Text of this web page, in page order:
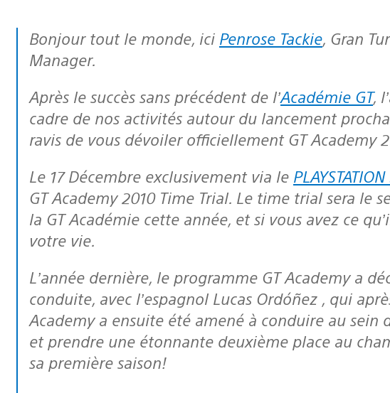
Bonjour tout le monde, ici Penrose Tackie, Gran
Manager.
Après le succès sans précédent de l’Académie GT,
cadre de nos activités autour du lancement
ravis de vous dévoiler officiellement GT Academy
Le 17 Décembre exclusivement via le
GT Academy 2010 Time Trial. Le time trial sera le
la GT Académie cette année, et si vous avez ce
votre vie.
L’année dernière, le programme GT Academy a découvert un pur talent de
conduite, avec l’espagnol Lucas Ordóñez , qui
Academy a ensuite été amené à conduire au sein
et prendre une étonnante deuxième place au
sa première saison!